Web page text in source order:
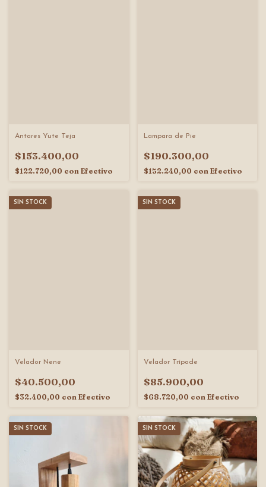
Antares Yute Teja
$153.400,00
$122.720,00 con Efectivo
Lampara de Pie
$190.300,00
$152.240,00 con Efectivo
SIN STOCK
Velador Nene
$40.500,00
$32.400,00 con Efectivo
SIN STOCK
Velador Trípode
$85.900,00
$68.720,00 con Efectivo
SIN STOCK SIN STOCK